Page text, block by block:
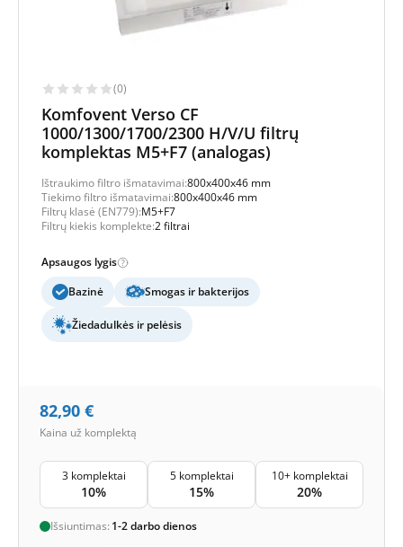
(0)
Komfovent Verso CF
1000/1300/1700/2300 H/V/U filtrų
komplektas M5+F7 (analogas)
Ištraukimo filtro išmatavimai:800x400x46 mm
Tiekimo filtro išmatavimai:800x400x46 mm
Filtrų klasė (EN779):M5+F7
Filtrų kiekis komplekte:2 filtrai
Apsaugos lygis
Bazinė
Smogas ir bakterijos
Žiedadulkės ir pelėsis
82,90 €
Kaina už komplektą
3 komplektai
10%
5 komplektai
15%
10+ komplektai
20%
Išsiuntimas: 1-2 darbo dienos